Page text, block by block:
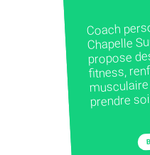
Coach
Chapelle
propose
fitness,
prendre